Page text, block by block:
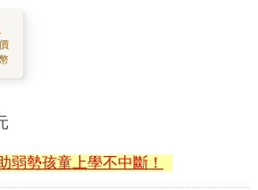
弱勢孩童上學不中斷！